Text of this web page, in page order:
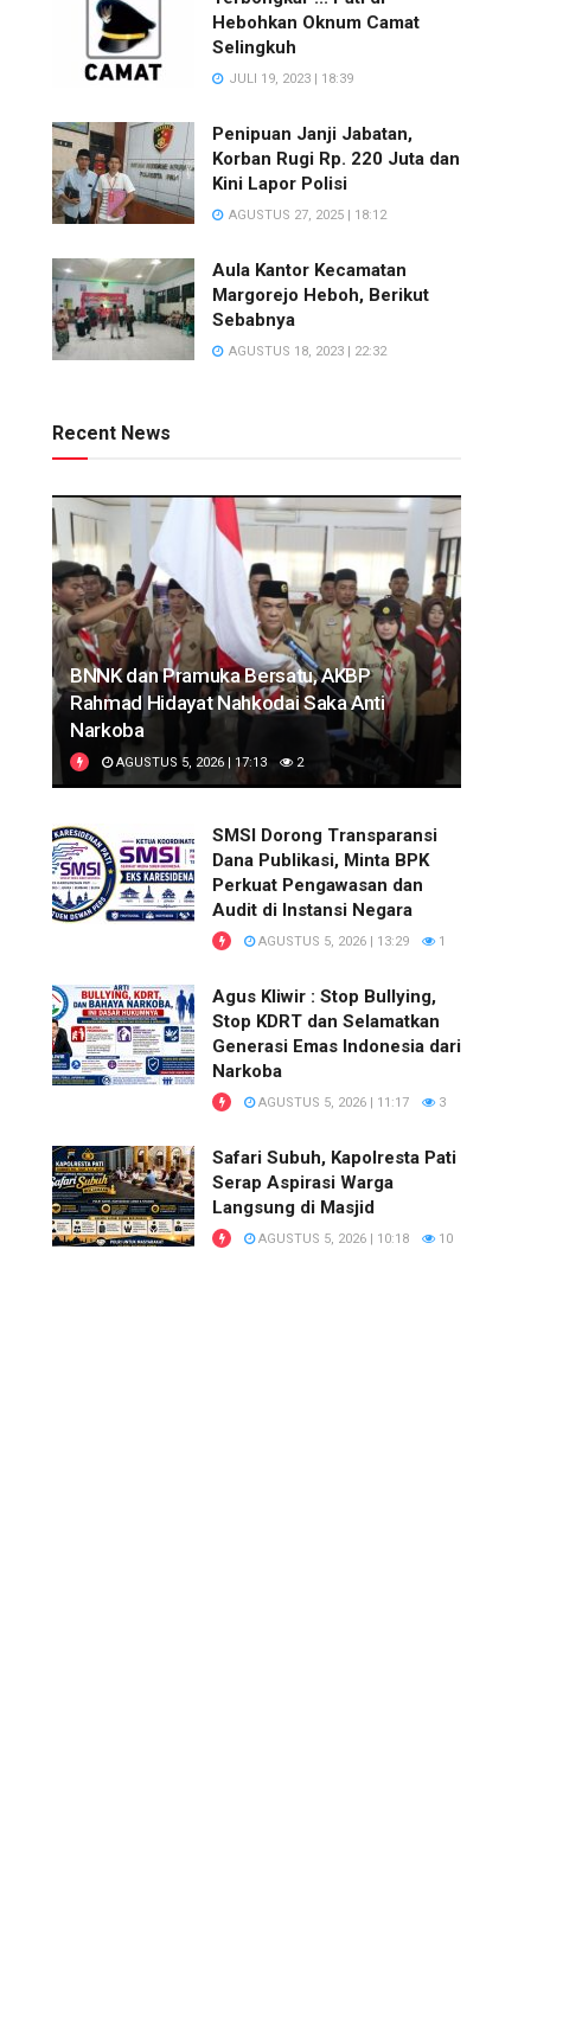
Hebohkan Oknum Camat
Selingkuh
JULI 19, 2023 | 18:39
Penipuan Janji Jabatan,
Korban Rugi Rp. 220 Juta dan
Kini Lapor Polisi
AGUSTUS 27, 2025 | 18:12
Aula Kantor Kecamatan
Margorejo Heboh, Berikut
Sebabnya
AGUSTUS 18, 2023 | 22:32
Recent News
BNNK dan Pramuka Bersatu, AKBP
Rahmad Hidayat Nahkodai Saka Anti
Narkoba
AGUSTUS 5, 2026 | 17:13 2
SMSI Dorong Transparansi
Dana Publikasi, Minta BPK
Perkuat Pengawasan dan
Audit di Instansi Negara
AGUSTUS 5, 2026 | 13:29 1
Agus Kliwir : Stop Bullying,
Stop KDRT dan Selamatkan
Generasi Emas Indonesia dari
Narkoba
AGUSTUS 5, 2026 | 11:17 3
Safari Subuh, Kapolresta Pati
Serap Aspirasi Warga
Langsung di Masjid
AGUSTUS 5, 2026 | 10:18 10